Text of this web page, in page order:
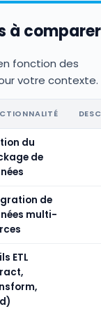
à comparer
fonction des
votre contexte.
du
de
de
multi-
ETL